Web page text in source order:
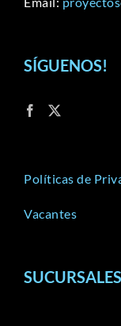
SÍGUENOS!
Políticas de
Vacantes
SUCURSALES